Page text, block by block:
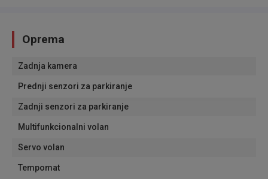
Oprema
Zadnja kamera
Prednji senzori za parkiranje
Zadnji senzori za parkiranje
Multifunkcionalni volan
Servo volan
Tempomat